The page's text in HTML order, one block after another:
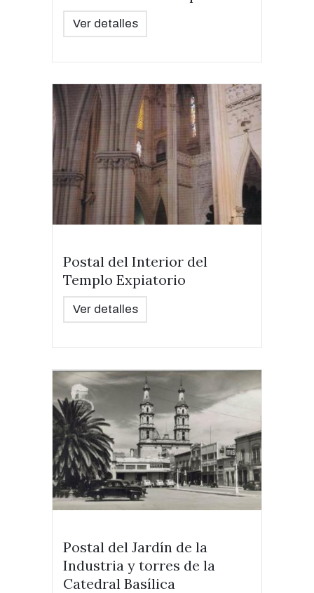
Ver detalles
Postal del Interior del
Templo Expiatorio
Ver detalles
Postal del Jardín de la
Industria y torres de la
Catedral Basílica